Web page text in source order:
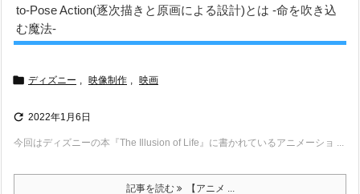
to-Pose Action(逐次描きと原画による設計)とは -命を吹き込
む魔法-
 ディズニー 映像制作 映画
 2022年1月6日
今回はディズニーの本『The Illusion of Life』に書かれているアニメーショ ...
記事を読む 【アニメ ...